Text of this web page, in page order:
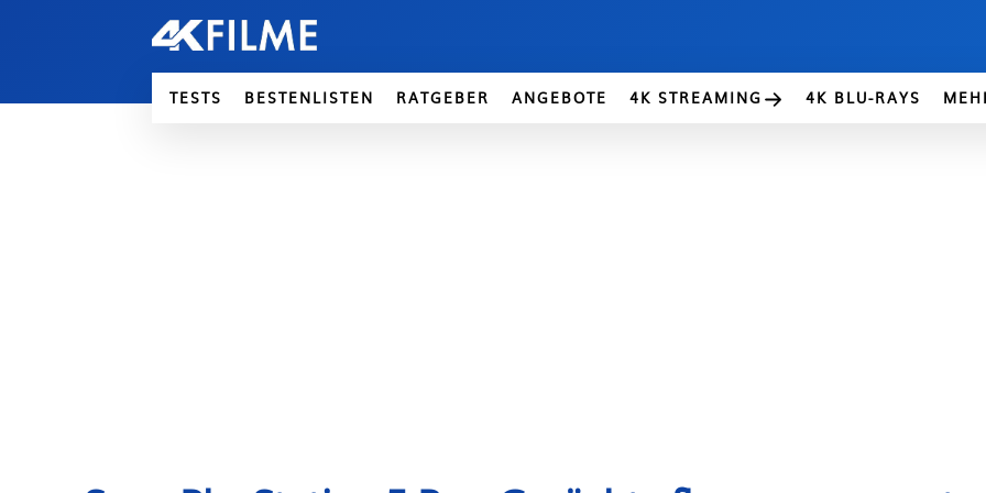
TESTS BESTENLISTEN RATGEBER ANGEBOTE 4K STREAMING 4K BLU-RAYS